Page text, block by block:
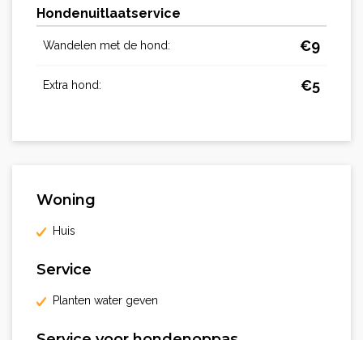
Hondenuitlaatservice
Wandelen met de hond: €9
Extra hond: €5
Woning
Huis
Service
Planten water geven